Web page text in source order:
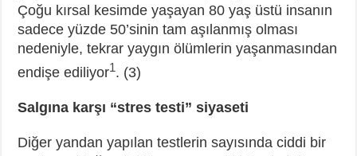
Çoğu kırsal kesimde yaşayan 80 yaş üstü insanın
sadece yüzde 50’sinin tam aşılanmış olması
nedeniyle, tekrar yaygın ölümlerin yaşanmasından
endişe ediliyor1. (3)
Salgına karşı “stres testi” siyaseti
Diğer yandan yapılan testlerin sayısında ciddi bir